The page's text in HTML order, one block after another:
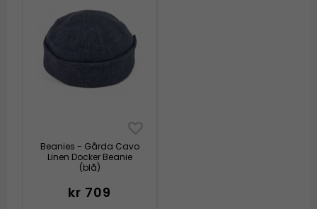
Beanies - Gårda Cavo
Linen Docker Beanie
(blå)
kr 709